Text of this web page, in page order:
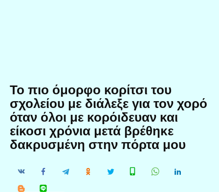
Το πιο όμορφο κορίτσι του
σχολείου με διάλεξε για τον χορό
όταν όλοι με κορόιδευαν και
είκοσι χρόνια μετά βρέθηκε
δακρυσμένη στην πόρτα μου